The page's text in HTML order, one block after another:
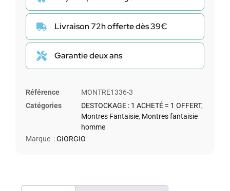
Livraison 72h offerte dès 39€
Garantie deux ans
Référence
MONTRE1336-3
Catégories
DESTOCKAGE : 1 ACHETÉ = 1 OFFERT,
Montres Fantaisie, Montres fantaisie
homme
Marque :GIORGIO